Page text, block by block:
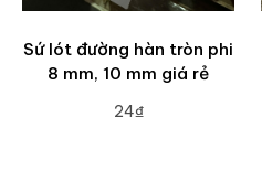
Sứ lót đường hàn tròn phi
8 mm, 10 mm giá rẻ
24₫